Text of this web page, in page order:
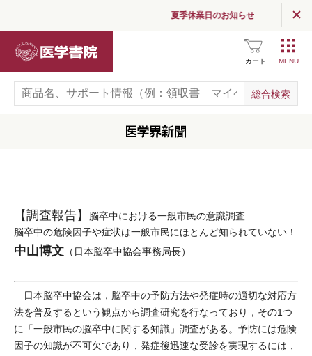
夏季休業日のお知らせ
カート
【調査報告】
脳卒中における一般市民の意識調査
脳卒中の危険因子や症状は一般市民にほとんど知られていない！
中山博文 （日本脳卒中協会事務局長）
日本脳卒中協会は，脳卒中の予防方法や発症時の適切な対応方
法を普及するという観点から調査研究を行なっており，その1つ
に「一般市民の脳卒中に関する知識」調査がある。予防には危険
因子の知識が不可欠であり，発症後迅速な受診を実現するには，